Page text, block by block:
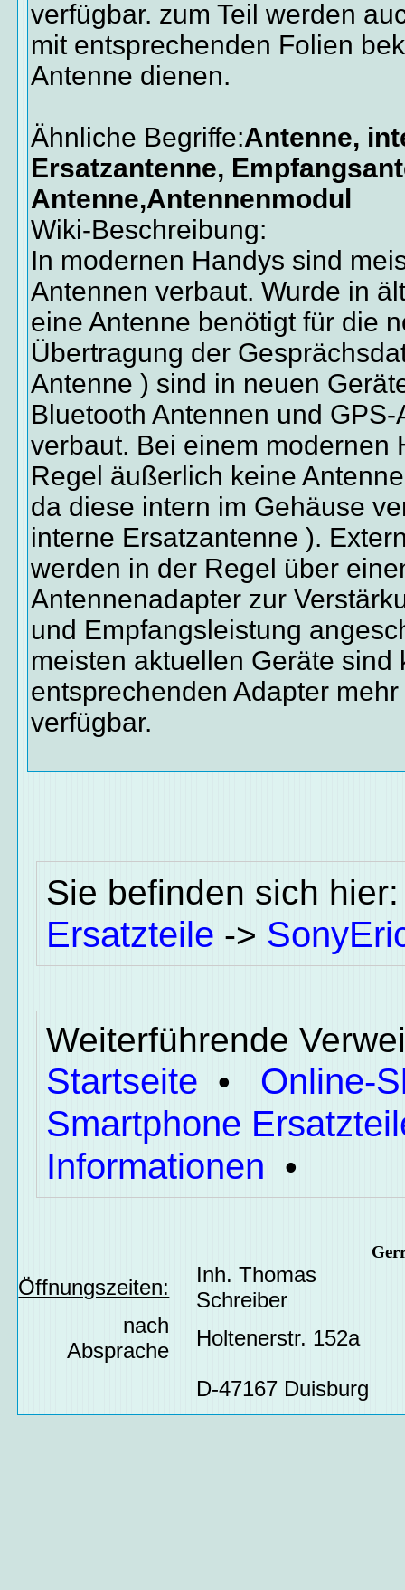
verfügbar. zum Teil werden
mit entsprechenden Folien
Antenne dienen.
Ähnliche Begriffe:Antenne,
Ersatzantenne,
Antenne,Antennenmodul
Wiki-Beschreibung:
In modernen Handys sind
Antennen verbaut. Wurde in
eine Antenne benötigt für die
Übertragung der
Antenne ) sind in neuen
Bluetooth Antennen und
verbaut. Bei einem modernen
Regel äußerlich keine
da diese intern im Gehäuse
interne Ersatzantenne ).
werden in der Regel über
Antennenadapter zur
und Empfangsleistung
meisten aktuellen Geräte sind
entsprechenden Adapter
verfügbar.
Sie befinden sich
Ersatzteile ->
Weiterführende
Startseite • Online-
Smartphone
Informationen •
Öffnungszeiten:
Inh. Thomas
Schreiber
nach
Absprache
Holtenerstr. 152a
D-47167 Duisburg